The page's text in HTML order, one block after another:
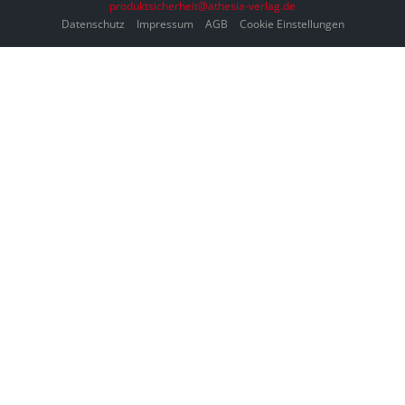
produktsicherheit@athesia-verlag.de
Datenschutz
Impressum AGB Cookie Einstellungen